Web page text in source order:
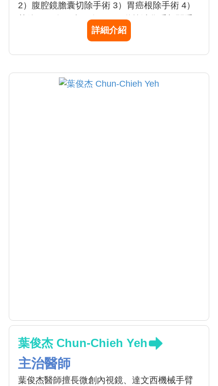
2）腹腔鏡膽囊切除手術 3）胃癌根除手術 4）
其他肝、膽、胰、脾、腸胃道等消化系相關手
術。楊醫師常勉勵住院醫師的話〔對待病患親
對自己的要求！
詳細介紹
葉俊杰 Chun-Chieh Yeh
主治醫師
葉俊杰醫師擅長微創內視鏡、達文西機械手臂